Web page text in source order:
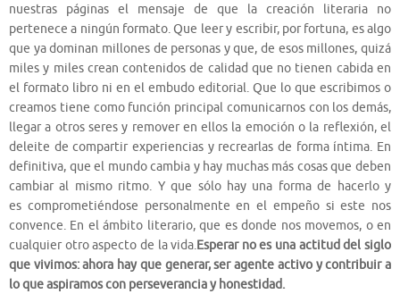
nuestras páginas el mensaje de que la creación literaria no
pertenece a ningún formato. Que leer y escribir, por fortuna, es algo
que ya dominan millones de personas y que, de esos millones, quizá
miles y miles crean contenidos de calidad que no tienen cabida en
el formato libro ni en el embudo editorial. Que lo que escribimos o
creamos tiene como función principal comunicarnos con los demás,
llegar a otros seres y remover en ellos la emoción o la reflexión, el
deleite de compartir experiencias y recrearlas de forma íntima. En
definitiva, que el mundo cambia y hay muchas más cosas que deben
cambiar al mismo ritmo. Y que sólo hay una forma de hacerlo y
es comprometiéndose personalmente en el empeño si este nos
convence. En el ámbito literario, que es donde nos movemos, o en
cualquier otro aspecto de la vida.Esperar no es una actitud del siglo
que vivimos: ahora hay que generar, ser agente activo y contribuir a
lo que aspiramos con perseverancia y honestidad.